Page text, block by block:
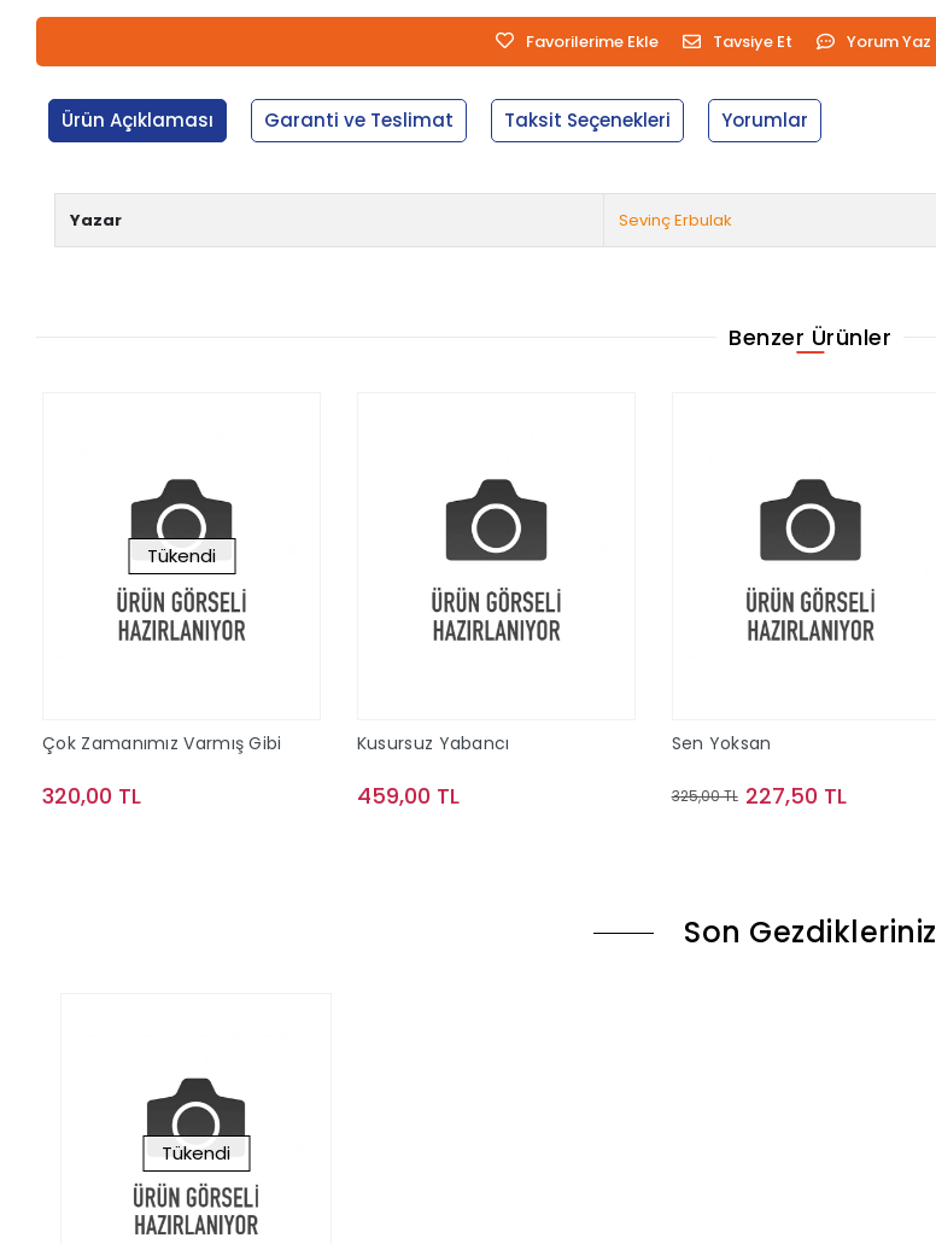
Favorilerime Ekle Tavsiye Et Yorum Yaz
Ürün Açıklaması Garanti ve Teslimat Taksit Seçenekleri Yorumlar
Yazar Sevinç Erbulak
Benzer Ürünler
Tükendi
Çok Zamanımız Varmış Gibi
320,00 TL
Kusursuz Yabancı
459,00 TL
Sen Yoksan
325,00 TL 227,50 TL
Son Gezdikleriniz
Tükendi